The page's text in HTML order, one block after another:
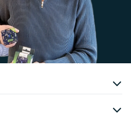
team